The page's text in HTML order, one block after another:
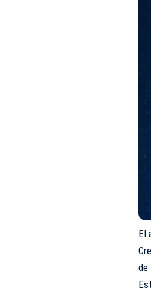
El
de